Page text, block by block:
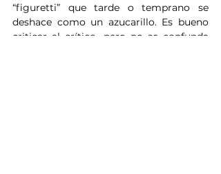
“figuretti” que tarde o temprano se
deshace como un azucarillo. Es bueno
criticar al crítico, pero no se confunda